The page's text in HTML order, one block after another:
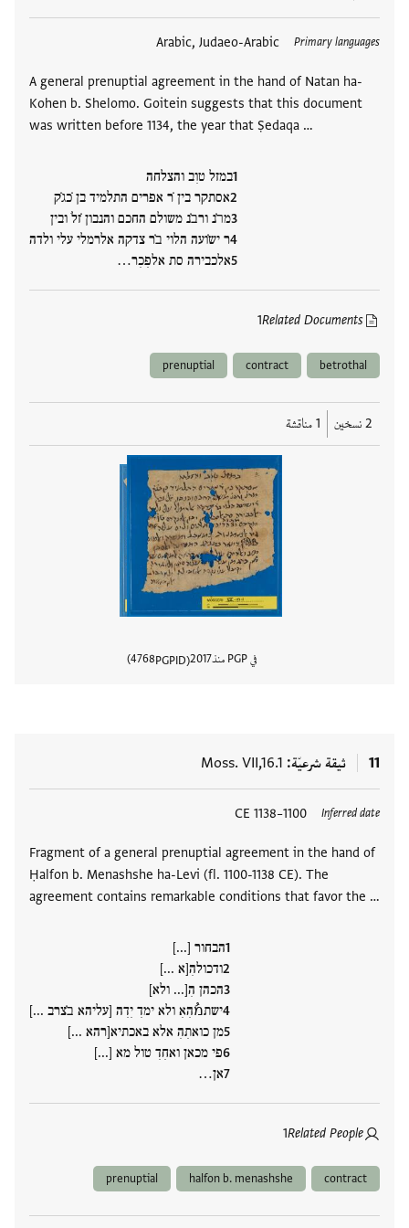
Primary languages
Arabic, Judaeo-Arabic
A general prenuptial agreement in the hand of Natan ha-
Kohen b. Shelomo. Goitein suggests that this document
was written before 1134, the year that Ṣedaqa …
במזל טוִב והצלחה
אסתקר בין ̇ר אפרים התלמיד בן ̇כג̇ק
מר̇נ ורב̇נ משולם החכם והנבון ̇זלֹ ובין
אלכבירה סת אלפִכִר…
Related Documents
1
العلامات
betrothal
contract
prenuptial
2 نسخين 1 مناقشة
في PGP منذ 2017
PGPID
4768
11 ثيقة شرعيّة Moss. VII,16.1
Inferred date
1100–1138 CE
Fragment of a general prenuptial agreement in the hand of
Ḥalfon b. Menashshe ha-Levi (fl. 1100-1138 CE). The
agreement contains remarkable conditions that favor the …
הבחור [...]
ודכולהִ[א ...]
הכהן הִ[... ולא]
ישתמُהִאִ ולא ימדִ יִדִה [עליהא ב̇צרב ...]
מן כואתִהִ אלא באכתיא[רהא ...]
פי מכאן ואחִדִ טול מא [...]
אן…
Related People
1
العلامات
contract
halfon b. menashshe
prenuptial